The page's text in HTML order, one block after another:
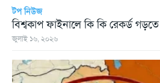
টপ নিউজ
বিশ্বকাপ ফাইনালে কি কি রেকর্ড
জুলাই ১৬, ২০২৬